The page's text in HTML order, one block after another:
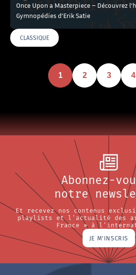
Once Upon a Masterpiece – Découvrez
Gymnopédies d’Erik Satie
CLASSIQUE
1 2 3 4
Abonnez-
notre
Et recevez nos contenus
playlists et l'actualité des
France » à
JE M'INSCRIS